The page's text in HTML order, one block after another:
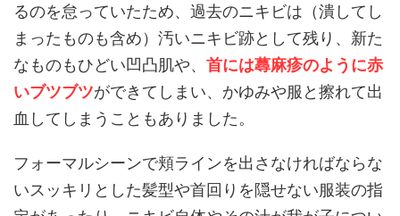
るのを怠っていたため、過去のニキビは（潰してし
まったものも含め）汚いニキビ跡として残り、新た
なものもひどい凹凸肌や、 首には蕁麻疹のように赤
いブツブツができてしまい、かゆみや服と擦れて出
血してしまうこともありました。
フォーマルシーンで頬ラインを出さなければならな
いスッキリとした髪型や首回りを隠せない服装の指